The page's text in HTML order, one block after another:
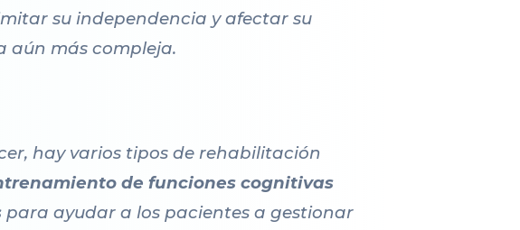
su independencia y afectar su
aún más compleja.
hay varios tipos de rehabilitación
de funciones cognitivas
para ayudar a los pacientes a gestionar